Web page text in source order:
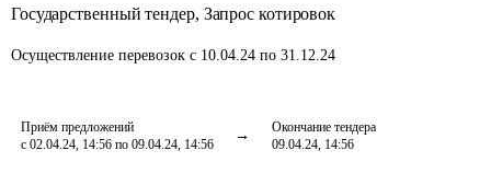
Государственный тендер, Запрос котировок
Осуществление перевозок с 10.04.24 по 31.12.24
Приём предложений
с 02.04.24, 14:56 по 09.04.24, 14:56
Окончание тендера
09.04.24, 14:56